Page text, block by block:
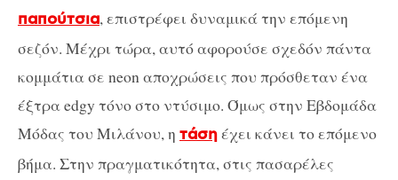
παπούτσια, επιστρέφει δυναμικά την επόμενη
σεζόν. Μέχρι τώρα, αυτό αφορούσε σχεδόν πάντα
κομμάτια σε neon αποχρώσεις που πρόσθεταν ένα
έξτρα edgy τόνο στο ντύσιμο. Όμως στην Εβδομάδα
Μόδας του Μιλάνου, η τάσηέχει κάνει το επόμενο
βήμα. Στην πραγματικότητα, στις πασαρέλες